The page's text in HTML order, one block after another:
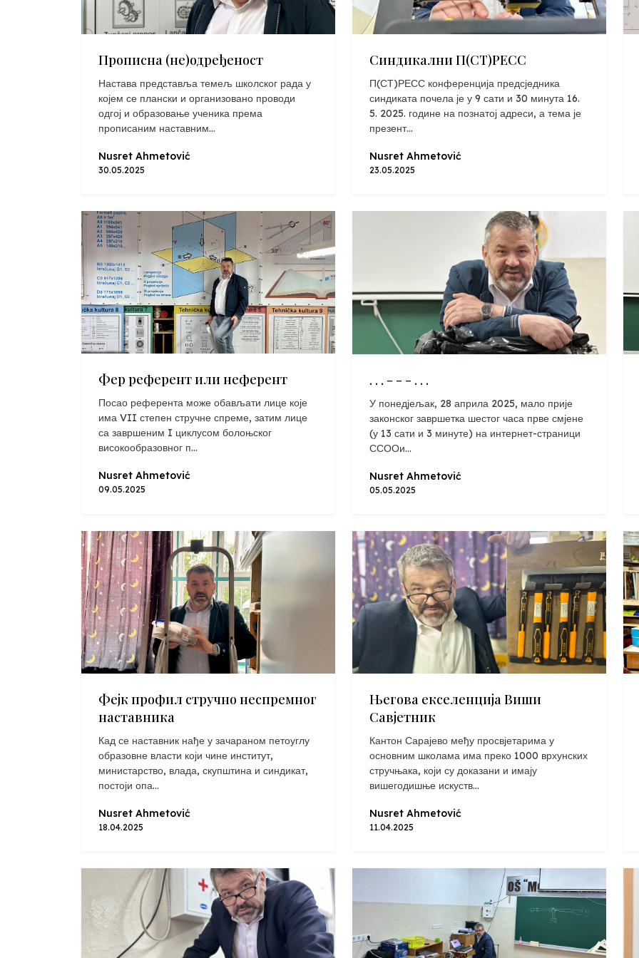
Прописна (не)одређеност
Настава представља темељ школског рада у
којем се плански и организовано проводи
одгој и образовање ученика према
прописаним наставним...
Nusret Ahmetović
30.05.2025
Синдикални П(СТ)РЕСС
П(СТ)РЕСС конференција предсједника
синдиката почела је у 9 сати и 30 минута 16.
5. 2025. године на познатој адреси, а тема је
презент...
Nusret Ahmetović
23.05.2025
Фер референт или неферент
Посао референта може обављати лице које
има VII степен стручне спреме, затим лице
са завршеним I циклусом болоњског
високообразовног п...
Nusret Ahmetović
09.05.2025
. . . - - - . . .
У понедјељак, 28 априла 2025, мало прије
законског завршетка шестог часа прве смјене
(у 13 сати и 3 минуте) на интернет-страници
ССООи...
Nusret Ahmetović
05.05.2025
Фејк профил стручно неспремног
наставника
Кад се наставник нађе у зачараном петоуглу
образовне власти који чине институт,
министарство, влада, скупштина и синдикат,
постоји опа...
Nusret Ahmetović
18.04.2025
Његова екселенција Виши
Савјетник
Кантон Сарајево међу просвјетарима у
основним школама има преко 1000 врхунских
стручњака, који су доказани и имају
вишегодишње искуств...
Nusret Ahmetović
11.04.2025